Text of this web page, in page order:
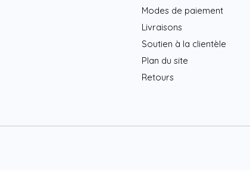
Modes de paiement
Livraisons
Soutien à la clientèle
Plan du site
Retours